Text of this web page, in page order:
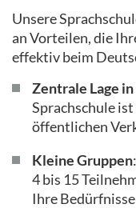
Unsere
an Vorteilen, die
effektiv beim
Zentrale Lage
Sprachschule
öffentlichen
Kleine Gruppen
4 bis 15
Ihre